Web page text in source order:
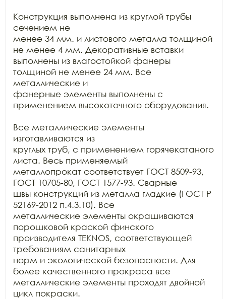
Конструкция выполнена из круглой трубы
сечением не
менее 34 мм. и листового металла толщиной
не менее 4 мм. Декоративные вставки
выполнены из влагостойкой фанеры
толщиной не менее 24 мм. Все
металлические и
фанерные элементы выполнены с
применением высокоточного оборудования.
Все металлические элементы
изготавливаются из
круглых труб, с применением горячекатаного
листа. Весь применяемый
металлопрокат соответствует ГОСТ 8509-93,
ГОСТ 10705-80, ГОСТ 1577-93. Сварные
швы конструкций из металла гладкие (ГОСТ Р
52169-2012 п.4.3.10). Все
металлические элементы окрашиваются
порошковой краской финского
производителя TEKNOS, соответствующей
требованиям санитарных
норм и экологической безопасности. Для
более качественного прокраса все
металлические элементы проходят двойной
цикл покраски.